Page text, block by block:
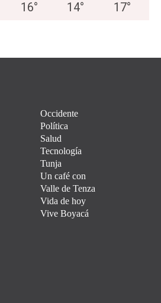
16° 14° 17°
Occidente
Política
Salud
Tecnología
Tunja
Un café con
Valle de Tenza
Vida de hoy
Vive Boyacá